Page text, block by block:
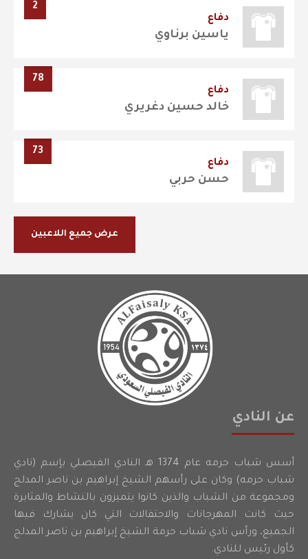
2
دفاع
ياسين برناوي
78
دفاع
خالد حسين دغريري
73
دفاع
حسن حربي
عرض جميع اللاعبين
عن النادي
أسس شباب حرمه عام 1374 هـ النادي الفيصلي بإسم (نادي
شباب حرمه) وكان على رأسهم الشيخ إبراهيم بن ناصر المدلج
ومجموعة من الشباب والذين كانوا يتميزون بالنشاط والمثابرة
حيث كانت المهرجانات والاحتفالات التي كان يشارك فيها
الجميع، ورأس نادي شباب حرمة الشيخ إبراهيم بن ناصر المدلج
كأول رئيس للنادي.